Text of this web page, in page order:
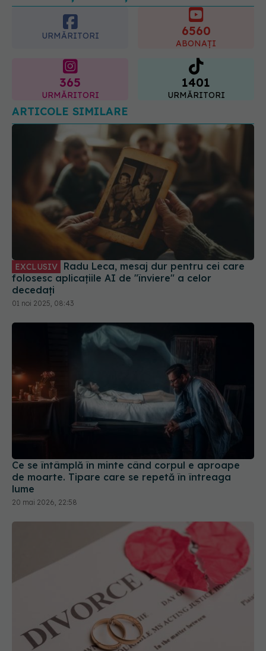
ABONAȚI
365 1401
URMĂRITORI
ARTICOLE SIMILARE
EXCLUSIV Radu Leca, mesaj dur pentru cei care
folosesc aplicațiile AI de "înviere" a celor
01 noi 2025, 08:43
Ce se întâmplă în minte când corpul e aproape
de moarte. Tipare care se repetă în întreaga
20 mai 2026, 22:58
Divorțul nu înseamnă sfârșitul relațiilor. Cum să
transformi despărțirea într-un nou început